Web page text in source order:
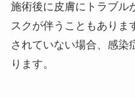
施術後に皮膚にトラブル
スクが伴うこともありま
されていない場合、感染
ります。